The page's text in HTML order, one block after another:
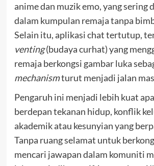
anime dan muzik emo, yang sering
dalam kumpulan remaja tanpa
Selain itu, aplikasi chat tertutup,
venting(budaya curhat) yang
remaja berkongsi gambar luka
mechanismturut menjadi jalan
Pengaruh ini menjadi lebih kuat
berdepan tekanan hidup, konflik
akademik atau kesunyian yang
Tanpa ruang selamat untuk
mencari jawapan dalam komuniti